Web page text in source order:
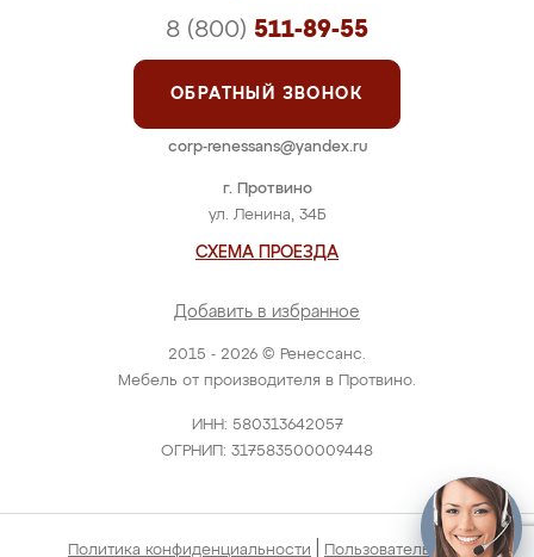
2015 - 2026 © Ренессанс.
Мебель от производителя в Протвино.
ИНН: 580313642057
ОГРНИП: 317583500009448
г. Протвино
ул. Ленина, 34Б
СХЕМА ПРОЕЗДА
Добавить в избранное
8 (800) 511-89-55
ОБРАТНЫЙ ЗВОНОК
corp-renessans@yandex.ru
Политика конфиденциальности Пользовательское